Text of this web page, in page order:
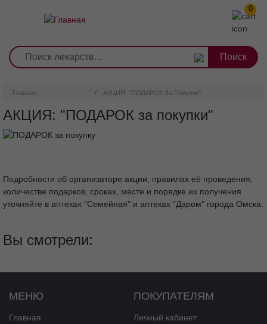
0
Главная АКЦИЯ: "ПОДАРОК За Покупки"
АКЦИЯ: "ПОДАРОК за покупки"
Подробности об организаторе акции, правилах её проведения,
количестве подарков, сроках, месте и порядке их получения
уточняйте в аптеках "Семейная" и аптеках "Даром" города Омска.
Вы смотрели:
МЕНЮ
Главная
ПОКУПАТЕЛЯМ
Личный кабинет